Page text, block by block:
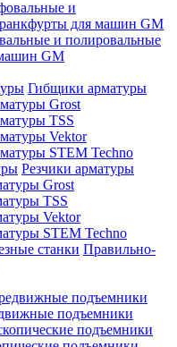
и полировальные
GM
Гибщики арматуры
Grost
TSS
Vektor
STEM Techno
Резчики арматуры
Grost
TSS
Vektor
STEM Techno
Правильно-
подъемники